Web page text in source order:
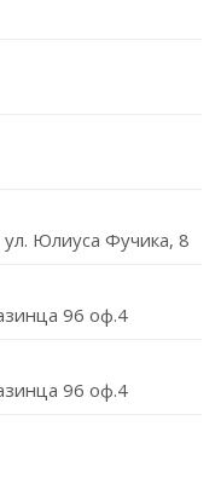
Юлиуса Фучика, 8
96 оф.4
96 оф.4